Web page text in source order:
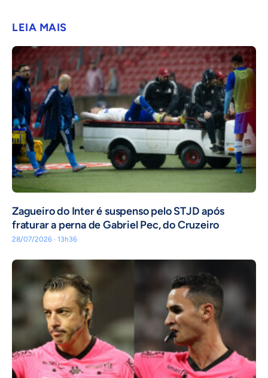
LEIA MAIS
Zagueiro do Inter é suspenso pelo STJD após
fraturar a perna de Gabriel Pec, do Cruzeiro
28/07/2026 · 13h36